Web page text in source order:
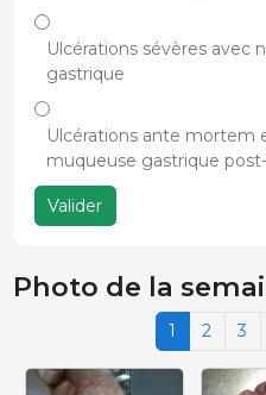
Ulcérations sévères avec
gastrique
Ulcérations ante mortem
muqueuse gastrique
Valider
Photo de la
1 2 3